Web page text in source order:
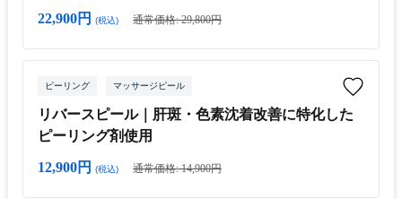
22,900円 (税込) 通常価格: 29,800円
ピーリング マッサージピール
リバースピール｜肝斑・色素沈着改善に特化した
ピーリング剤使用
12,900円 (税込) 通常価格: 14,900円